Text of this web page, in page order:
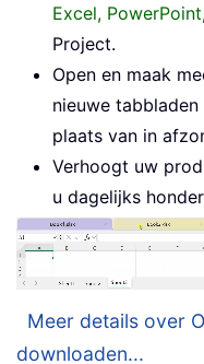
Excel, PowerPoint
Project.
Open en maak
nieuwe
plaats van in
Verhoogt uw
u dagelijks
Meer details over
downloaden...